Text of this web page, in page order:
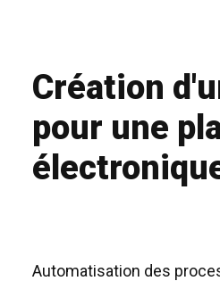
Création
pour une
Automatisation des